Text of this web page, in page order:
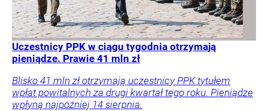
Uczestnicy PPK w ciągu tygodnia otrzymają
pieniądze. Prawie 41 mln zł
Blisko 41 mln zł otrzymają uczestnicy PPK tytułem
wpłat powitalnych za drugi kwartał tego roku. Pieniądze
wpłyną najpóźniej 14 sierpnia.